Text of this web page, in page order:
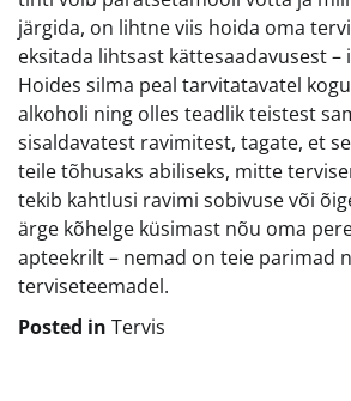
järgida, on lihtne viis hoida oma
eksitada lihtsast kättesaadavusest –
Hoides silma peal tarvitatavatel
alkoholi ning olles teadlik teistest
sisaldavatest ravimitest, tagate, et
teile tõhusaks abiliseks, mitte
tekib kahtlusi ravimi sobivuse või
ärge kõhelge küsimast nõu oma
apteekrilt – nemad on teie parimad
terviseteemadel.
Posted in Tervis